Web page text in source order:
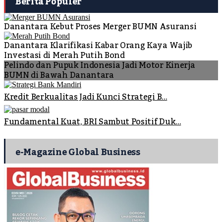
Danantara Kebut Proses Merger BUMN Asuransi
Danantara Klarifikasi Kabar Orang Kaya Wajib
Investasi di Merah Putih Bond
Pelindo dan Pupuk Indonesia Jadi Motor Kinerja
BUMN di Bawah Danantara
Kredit Berkualitas Jadi Kunci Strategi B...
Fundamental Kuat, BRI Sambut Positif Duk...
e-Magazine Global Business